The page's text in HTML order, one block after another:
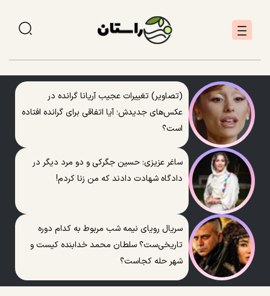
(تصاویر) تغییرات عجیب آریانا گرانده در
عکس‌های جدیدش؛ آیا اتفاقی برای گرانده افتاده
است؟
ساغر عزیزی: حسین جگرکی و دو مرد دیگر در
دادگاه شهادت دادند که من زنا کردم!
سریال رویای نیمه شب مربوط به کدام دوره
تاریخی‌ست؟ سلطان محمد خدابنده کیست و
شهر حله کجاست؟